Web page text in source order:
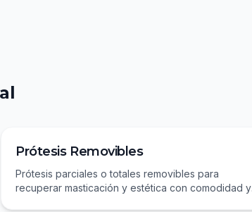
Prótesis Removibles
Prótesis parciales o totales removibles para
recuperar masticación y estética con comodidad y